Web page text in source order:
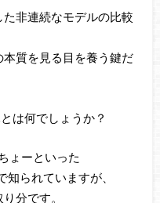
た非連続なモデルの比較
質を見る目を養う鍵だ
は何でしょうか？
ょーといった
られていますが、
分です。